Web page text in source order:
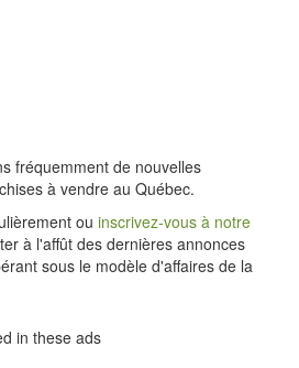
fréquemment de nouvelles
à vendre au Québec.
ou inscrivez-vous à notre
à l'affût des dernières annonces
sous le modèle d'affaires de la
in these ads